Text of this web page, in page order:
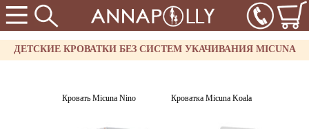
ДЕТСКИЕ КРОВАТКИ БЕЗ СИСТЕМ УКАЧИВАНИЯ MICUNA
Кровать Micuna Nino Кроватка Micuna Koala